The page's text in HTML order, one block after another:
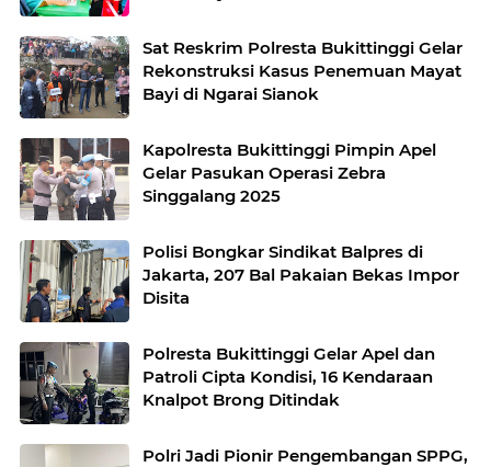
Sat Reskrim Polresta Bukittinggi Gelar
Rekonstruksi Kasus Penemuan Mayat
Bayi di Ngarai Sianok
Kapolresta Bukittinggi Pimpin Apel
Gelar Pasukan Operasi Zebra
Singgalang 2025
Polisi Bongkar Sindikat Balpres di
Jakarta, 207 Bal Pakaian Bekas Impor
Disita
Polresta Bukittinggi Gelar Apel dan
Patroli Cipta Kondisi, 16 Kendaraan
Knalpot Brong Ditindak
Polri Jadi Pionir Pengembangan SPPG,